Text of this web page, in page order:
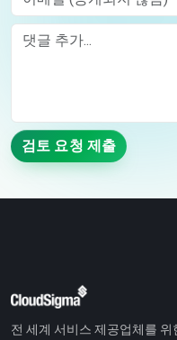
Comment
검토 요청 제출
전 세계 서비스 제공업체를 위